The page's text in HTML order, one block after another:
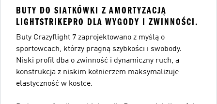
BUTY DO SIATKÓWKI Z AMORTYZACJĄ
LIGHTSTRIKEPRO DLA WYGODY I ZWINNOŚCI.
Buty Crazyflight 7 zaprojektowano z myślą o
sportowcach, którzy pragną szybkości i swobody.
Niski profil dba o zwinność i dynamiczny ruch, a
konstrukcja z niskim kołnierzem maksymalizuje
elastyczność w kostce.